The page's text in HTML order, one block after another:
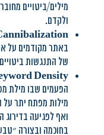
מילים/ביטויים
ולקדם.
באתר מקודמים על
של התנגשות
Density
הפעמים שבו מילת
מילות מפתח יתר על
ואף לפגיעה בדירוג
בחוכמה ובצורה